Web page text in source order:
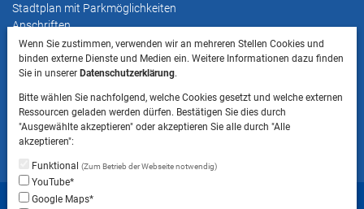
Stadtplan mit Parkmöglichkeiten
Anschriften
HINWEIS
ins Landratsamt Landsberg am Lech NICHT
gestattet ist.
Startseite Sitemap
Wenn Sie zustimmen, verwenden wir an mehreren Stellen Cookies und
binden externe Dienste und Medien ein. Weitere Informationen dazu finden
Sie in unsererDatenschutzerklärung.
Bitte wählen Sie nachfolgend, welche Cookies gesetzt und welche externen
Ressourcen geladen werden dürfen. Bestätigen Sie dies durch
"Ausgewählte akzeptieren" oder akzeptieren Sie alle durch "Alle
akzeptieren":
Funktional(Zum Betrieb der Webseite notwendig)
YouTube*
Google Maps*